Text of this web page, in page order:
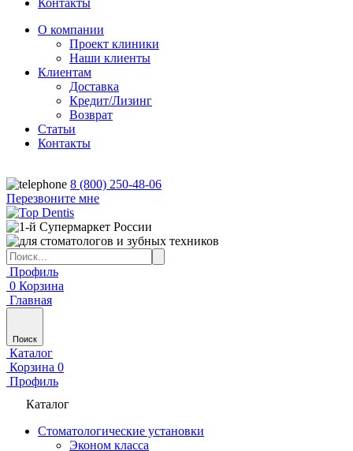
Контакты
О компании
Проект клиники
Наши клиенты
Клиентам
Доставка
Кредит/Лизинг
Возврат
Статьи
Контакты
8 (800) 250-48-06
Перезвоните мне
Профиль
0 Корзина
Главная
Поиск
Каталог
Корзина 0
Профиль
Каталог
Стоматологические установки
Эконом класса